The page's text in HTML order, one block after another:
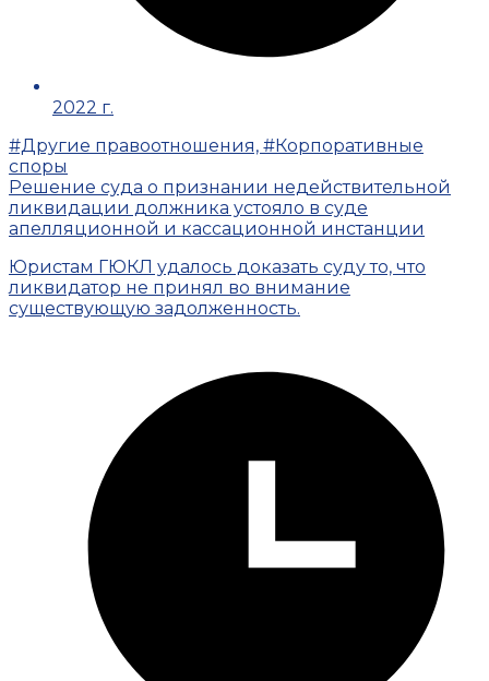
2022 г.
#Другие правоотношения, #Корпоративные
споры
Решение суда о признании недействительной
ликвидации должника устояло в суде
апелляционной и кассационной инстанции
Юристам ГЮКЛ удалось доказать суду то, что
ликвидатор не принял во внимание
существующую задолженность.